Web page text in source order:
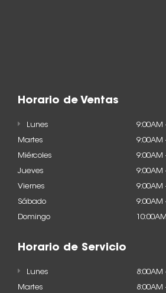
Horario de Ventas
Lunes
9:00AM
Martes
9:00AM
Miércoles
9:00AM
Jueves
9:00AM
Viernes
9:00AM
Sábado
9:00AM
Domingo
Horario de Servicio
Lunes
8:00AM
Martes
8:00AM